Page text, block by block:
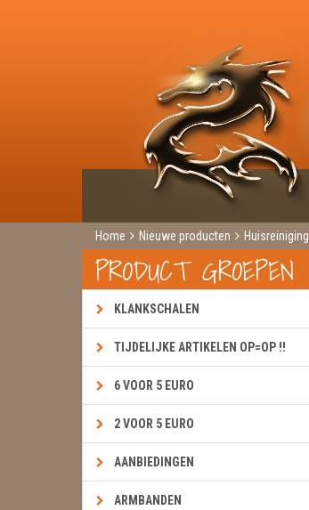
Home Nieuwe producten Huisreiniging
PRODUCT GROEPEN
KLANKSCHALEN
TIJDELIJKE ARTIKELEN OP=OP !!
6 VOOR 5 EURO
2 VOOR 5 EURO
AANBIEDINGEN
ARMBANDEN